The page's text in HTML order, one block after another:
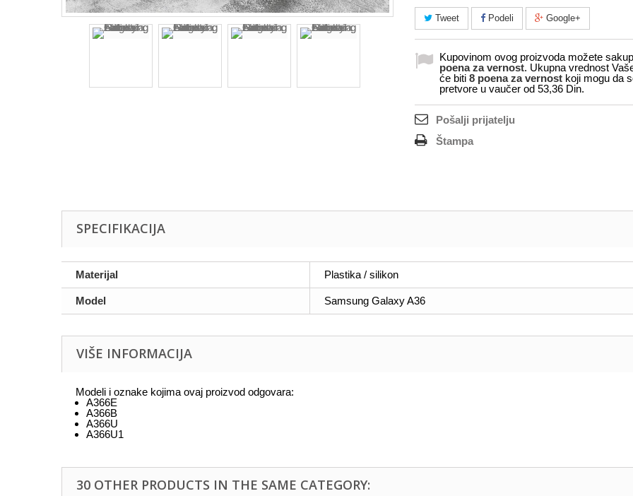
Tweet Podeli Google+
Kupovinom ovog proizvoda možete
poena za vernost. Ukupna vrednost
će biti 8 poena za vernost koji mogu da
pretvore u vaučer od 53,36 Din.
Pošalji prijatelju
Štampa
SPECIFIKACIJA
Materijal Plastika / silikon
Model Samsung Galaxy A36
VIŠE INFORMACIJA
Modeli i oznake kojima ovaj proizvod odgovara:
A366E
A366B
A366U
A366U1
30 OTHER PRODUCTS IN THE SAME CATEGORY: